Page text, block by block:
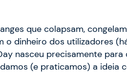
que colapsam,
o dinheiro dos utilizadores
nasceu precisamente
(e praticamos) a ideia